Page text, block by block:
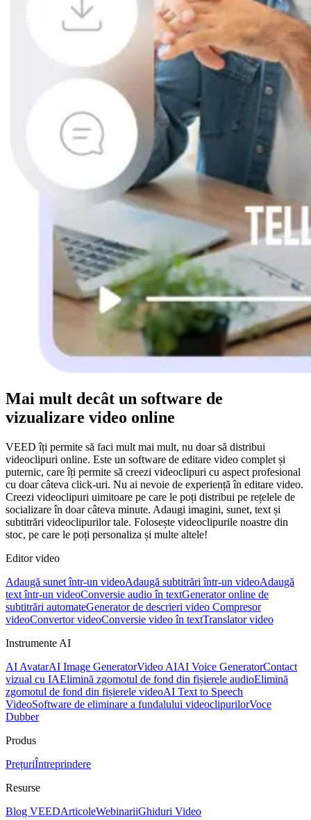
Mai mult decât un software de
vizualizare video online
VEED îți permite să faci mult mai mult, nu doar să distribui
videoclipuri online. Este un software de editare video complet și
puternic, care îți permite să creezi videoclipuri cu aspect profesional
cu doar câteva click-uri. Nu ai nevoie de experiență în editare video.
Creezi videoclipuri uimitoare pe care le poți distribui pe rețelele de
socializare în doar câteva minute. Adaugi imagini, sunet, text și
subtitrări videoclipurilor tale. Folosește videoclipurile noastre din
stoc, pe care le poți personaliza și multe altele!
Editor video
Adaugă sunet într-un videoAdaugă subtitrări într-un videoAdaugă
text într-un videoConversie audio în textGenerator online de
subtitrări automateGenerator de descrieri video Compresor
videoConvertor videoConversie video în textTranslator video
Instrumente AI
AI AvatarAI Image GeneratorVideo AIAI Voice GeneratorContact
vizual cu IAElimină zgomotul de fond din fișierele audioElimină
zgomotul de fond din fișierele videoAI Text to Speech
VideoSoftware de eliminare a fundalului videoclipurilorVoce
Dubber
Produs
PrețuriÎntreprindere
Resurse
Blog VEEDArticoleWebinariiGhiduri Video